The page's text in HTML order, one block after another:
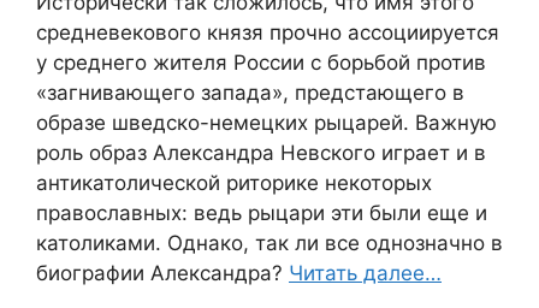
средневекового князя прочно ассоциируется
у среднего жителя России с борьбой против
«загнивающего запада», предстающего в
образе шведско-немецких рыцарей. Важную
роль образ Александра Невского играет и в
антикатолической риторике некоторых
православных: ведь рыцари эти были еще и
католиками. Однако, так ли все однозначно в
биографии Александра? Читать далее…